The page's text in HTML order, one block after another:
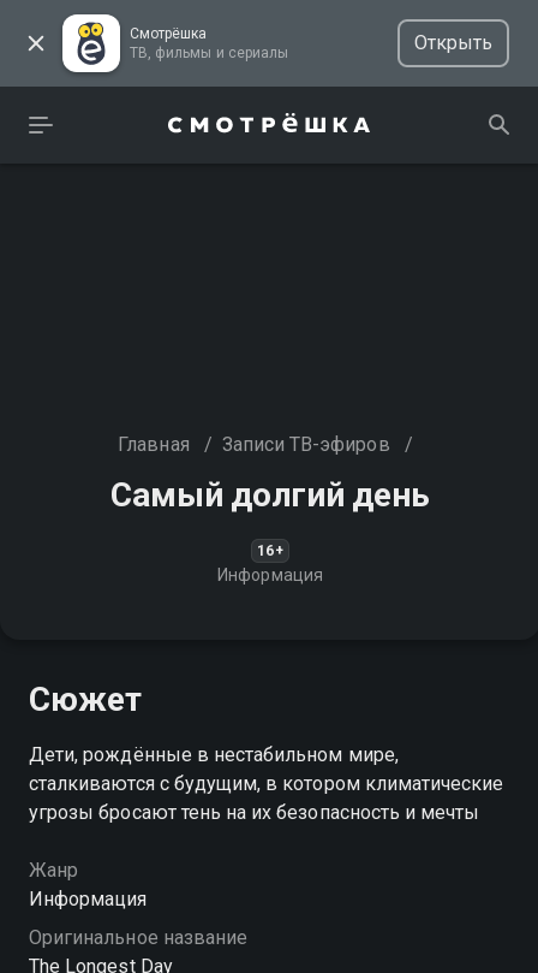
Смотрёшка
ТВ, фильмы и сериалы
Открыть
Главная / Записи ТВ-эфиров /
Самый долгий день
16+
Информация
Сюжет
Дети, рождённые в нестабильном мире,
сталкиваются с будущим, в котором климатические
угрозы бросают тень на их безопасность и мечты
Жанр
Информация
Оригинальное название
The Longest Day